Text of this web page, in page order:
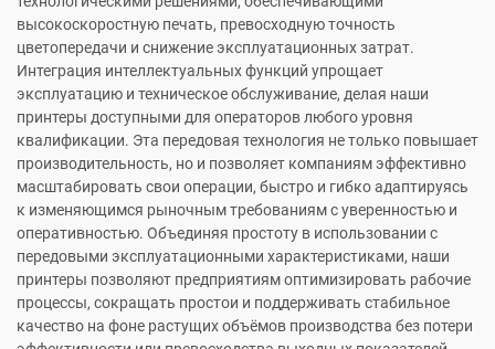
высокоскоростную печать, превосходную точность
цветопередачи и снижение эксплуатационных затрат.
Интеграция интеллектуальных функций упрощает
эксплуатацию и техническое обслуживание, делая наши
принтеры доступными для операторов любого уровня
квалификации. Эта передовая технология не только повышает
производительность, но и позволяет компаниям эффективно
масштабировать свои операции, быстро и гибко адаптируясь
к изменяющимся рыночным требованиям с уверенностью и
оперативностью. Объединяя простоту в использовании с
передовыми эксплуатационными характеристиками, наши
принтеры позволяют предприятиям оптимизировать рабочие
процессы, сокращать простои и поддерживать стабильное
качество на фоне растущих объёмов производства без потери